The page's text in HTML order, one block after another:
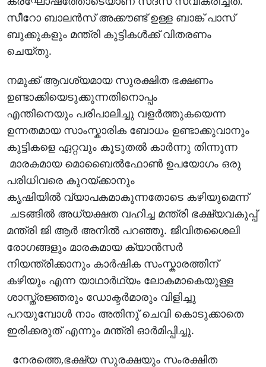
സീറോ ബാലൻസ് അക്കൗണ്ട് ഉള്ള ബാങ്ക് പാസ്
ബുക്കുകളും മന്ത്രി കുട്ടികൾക്ക് വിതരണം
ചെയ്തു.
നമുക്ക് ആവശ്യമായ സുരക്ഷിത ഭക്ഷണം
ഉണ്ടാക്കിയെടുക്കുന്നതിനൊപ്പം
എന്തിനെയും പരിപാലിച്ചു വളർത്തുകയെന്ന
ഉന്നതമായ സാംസ്കാരിക ബോധം ഉണ്ടാക്കുവാനും
കുട്ടികളെ ഏറ്റവും കൂടുതൽ കാർന്നു തിന്നുന്ന
മാരകമായ മൊബൈൽഫോൺ ഉപയോഗം ഒരു
പരിധിവരെ കുറയ്ക്കാനും
കൃഷിയിൽ വ്യാപകമാകുന്നതോടെ കഴിയുമെന്ന്
ചടങ്ങിൽ അധ്യക്ഷത വഹിച്ച മന്ത്രി ഭക്ഷ്യവകുപ്പ്
മന്ത്രി ജി ആർ അനിൽ പറഞ്ഞു. ജീവിതശൈലി
രോഗങ്ങളും മാരകമായ ക്യാൻസർ
നിയന്ത്രിക്കാനും കാർഷിക സംസ്കാരത്തിന്
കഴിയും എന്ന യാഥാർഥ്യം ലോകമാകെയുള്ള
ശാസ്ത്രജ്ഞരും ഡോക്ടർമാരും വിളിച്ചു
പറയുമ്പോൾ നാം അതിനു് ചെവി കൊടുക്കാതെ
ഇരിക്കരുത് എന്നും മന്ത്രി ഓർമിപ്പിച്ചു.
നേരത്തെ,ഭക്ഷ്യ സുരക്ഷയും സംരക്ഷിത